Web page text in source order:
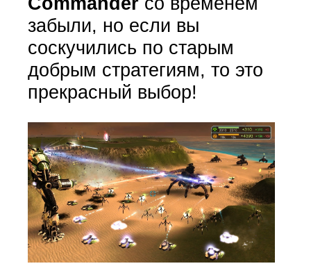
забыли, но если вы
соскучились по старым
добрым стратегиям, то это
прекрасный выбор!